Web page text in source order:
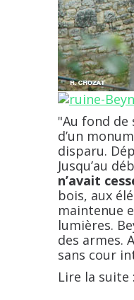
"Au fond de
d’un
disparu.
Jusqu’au
n’avait
bois, aux
maintenue
lumières.
des armes.
sans cour
Lire la suite :